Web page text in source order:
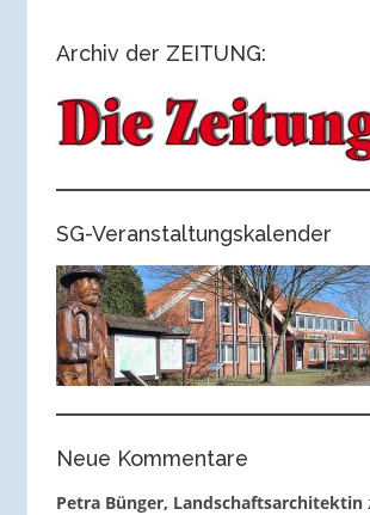
Beiträge
Archiv der ZEITUNG:
SG-Veranstaltungskalender
Neue Kommentare
Petra Bünger, Landschaftsarchitektin